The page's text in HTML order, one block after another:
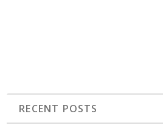
RECENT POSTS